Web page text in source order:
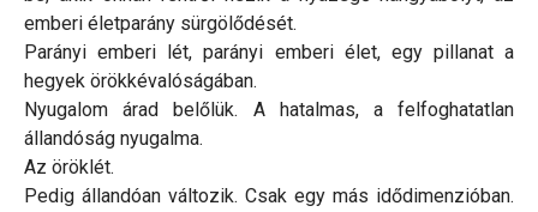
emberi életparány sürgölődését.
Parányi emberi lét, parányi emberi élet, egy pillanat a
hegyek örökkévalóságában.
Nyugalom árad belőlük. A hatalmas, a felfoghatatlan
állandóság nyugalma.
Az öröklét.
Pedig állandóan változik. Csak egy más idődimenzióban.